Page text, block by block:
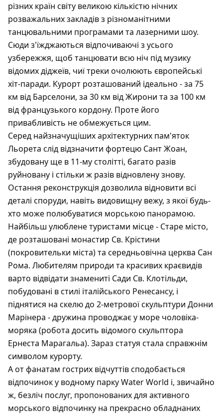
різних країн світу великою кількістю нічних
розважальних закладів з різноманітними
танцювальними програмами та лазерними шоу.
Сюди з'їжджаються відпочиваючі з усього
узбережжя, щоб танцювати всю ніч під музику
відомих діджеїв, чиї треки очолюють європейські
хіт-паради. Курорт розташований ідеально - за 75
км від Барселони, за 30 км від Жирони та за 100 км
від французького кордону. Проте його
привабливість не обмежується цим.
Серед найзначущіших архітектурних пам'яток
Льорета слід відзначити фортецю Сант Жоан,
збудовану ще в 11-му столітті, багато разів
руйновану і стільки ж разів відновлену знову.
Остання реконструкція дозволила відновити всі
деталі споруди, навіть видовищну вежу, з якої будь-
хто може полюбуватися морською панорамою.
Найбільш улюблене туристами місце - Старе місто,
де розташовані монастир Св. Крістини
(покровительки міста) та середньовічна церква Сан
Рома. Любителям природи та красивих краєвидів
варто відвідати знамениті Сади Св. Клотільди,
побудовані в стилі італійського Ренесансу, і
піднятися на скелю до 2-метрової скульптури Донни
Марінера - дружина проводжає у море чоловіка-
моряка (робота досить відомого скульптора
Ернеста Марагальа). Зараз статуя стала справжнім
символом курорту.
А от фанатам гострих відчуттів сподобається
відпочинок у водному парку Water World і, звичайно
ж, безліч послуг, пропонованих для активного
морського відпочинку на прекрасно обладнаних